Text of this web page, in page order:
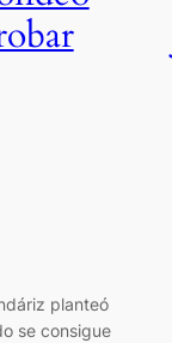
planteó
se consigue